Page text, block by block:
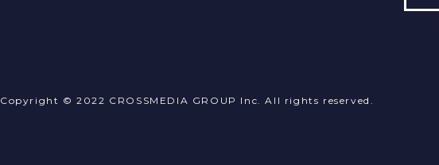
Copyright © 2022 CROSSMEDIA GROUP Inc. All rights reserved.